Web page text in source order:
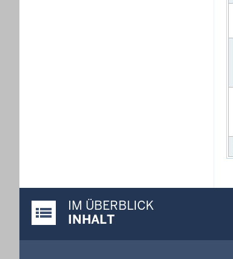
Justiz-Portal im Überblick:
IM ÜBERBLICK
INHALT